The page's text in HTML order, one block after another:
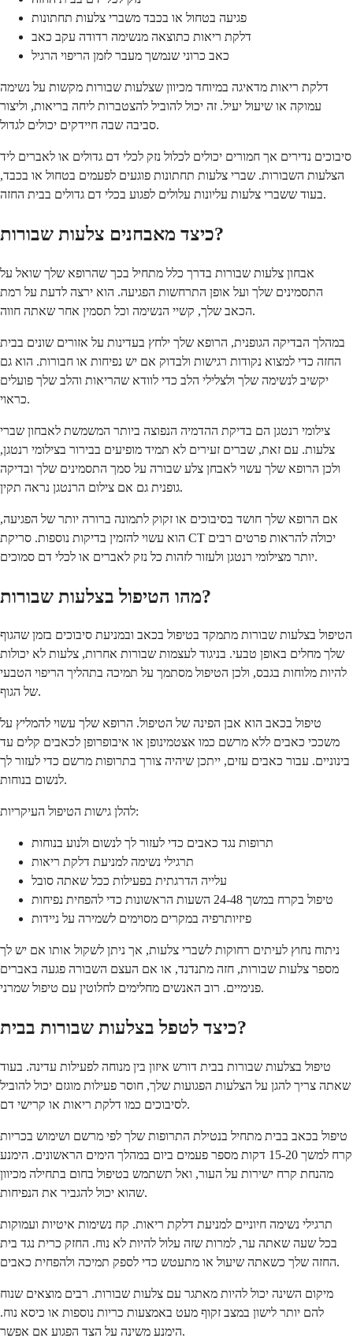
פגיעה בטחול או בכבד משברי צלעות תחתונות
דלקת ריאות כתוצאה מנשימה רדודה עקב כאב
כאב כרוני שנמשך מעבר לזמן הריפוי הרגיל
דלקת ריאות מדאיגה במיוחד מכיוון שצלעות שבורות מקשות על נשימה
עמוקה או שיעול יעיל. זה יכול להוביל להצטברות ליחה בריאות, וליצור
סביבה שבה חיידקים יכולים לגדול.
סיבוכים נדירים אך חמורים יכולים לכלול נזק לכלי דם גדולים או לאברים ליד
הצלעות השבורות. שברי צלעות תחתונות פוגעים לפעמים בטחול או בכבד,
בעוד ששברי צלעות עליונות עלולים לפגוע בכלי דם גדולים בבית החזה.
כיצד מאבחנים צלעות שבורות?
אבחון צלעות שבורות בדרך כלל מתחיל בכך שהרופא שלך שואל על
התסמינים שלך ועל אופן התרחשות הפגיעה. הוא ירצה לדעת על רמת
הכאב שלך, קשיי הנשימה וכל תסמין אחר שאתה חווה.
במהלך הבדיקה הגופנית, הרופא שלך ילחץ בעדינות על אזורים שונים בבית
החזה כדי למצוא נקודות רגישות ולבדוק אם יש נפיחות או חבורות. הוא גם
יקשיב לנשימה שלך ולצלילי הלב כדי לוודא שהריאות והלב שלך פועלים
כראוי.
צילומי רנטגן הם בדיקת ההדמיה הנפוצה ביותר המשמשת לאבחון שברי
צלעות. עם זאת, שברים זעירים לא תמיד מופיעים בבירור בצילומי רנטגן,
ולכן הרופא שלך עשוי לאבחן צלע שבורה על סמך התסמינים שלך ובדיקה
גופנית גם אם צילום הרנטגן נראה תקין.
אם הרופא שלך חושד בסיבוכים או זקוק לתמונה ברורה יותר של הפגיעה,
הוא עשוי להזמין בדיקות נוספות. סריקת CT יכולה להראות פרטים רבים
יותר מצילומי רנטגן ולעזור לזהות כל נזק לאברים או לכלי דם סמוכים.
מהו הטיפול בצלעות שבורות?
הטיפול בצלעות שבורות מתמקד בטיפול בכאב ובמניעת סיבוכים בזמן שהגוף
שלך מחלים באופן טבעי. בניגוד לעצמות שבורות אחרות, צלעות לא יכולות
להיות מלוחות בגבס, ולכן הטיפול מסתמך על תמיכה בתהליך הריפוי הטבעי
של הגוף.
טיפול בכאב הוא אבן הפינה של הטיפול. הרופא שלך עשוי להמליץ על
משככי כאבים ללא מרשם כמו אצטמינופן או איבופרופן לכאבים קלים עד
בינוניים. עבור כאבים עזים, ייתכן שיהיה צורך בתרופות מרשם כדי לעזור לך
לנשום בנוחות.
להלן גישות הטיפול העיקריות:
תרופות נגד כאבים כדי לעזור לך לנשום ולנוע בנוחות
תרגילי נשימה למניעת דלקת ריאות
עלייה הדרגתית בפעילות ככל שאתה סובל
טיפול בקרח במשך 24-48 השעות הראשונות כדי להפחית נפיחות
פיזיותרפיה במקרים מסוימים לשמירה על ניידות
ניתוח נחוץ לעיתים רחוקות לשברי צלעות, אך ניתן לשקול אותו אם יש לך
מספר צלעות שבורות, חזה מתנדנד, או אם העצם השבורה פגעה באברים
פנימיים. רוב האנשים מחלימים לחלוטין עם טיפול שמרני.
כיצד לטפל בצלעות שבורות בבית?
טיפול בצלעות שבורות בבית דורש איזון בין מנוחה לפעילות עדינה. בעוד
שאתה צריך להגן על הצלעות הפגועות שלך, חוסר פעילות מוגזם יכול להוביל
לסיבוכים כמו דלקת ריאות או קרישי דם.
טיפול בכאב בבית מתחיל בנטילת התרופות שלך לפי מרשם ושימוש בכריות
קרח למשך 15-20 דקות מספר פעמים ביום במהלך הימים הראשונים. הימנע
מהנחת קרח ישירות על העור, ואל תשתמש בטיפול בחום בתחילה מכיוון
שהוא יכול להגביר את הנפיחות.
תרגילי נשימה חיוניים למניעת דלקת ריאות. קח נשימות איטיות ועמוקות
בכל שעה שאתה ער, למרות שזה עלול להיות לא נוח. החזק כרית נגד בית
החזה שלך כשאתה שיעול או מתעטש כדי לספק תמיכה ולהפחית כאבים.
מיקום השינה יכול להיות מאתגר עם צלעות שבורות. רבים מוצאים שנוח
להם יותר לישון במצב זקוף מעט באמצעות כריות נוספות או כיסא נוח.
הימנע משינה על הצד הפגוע אם אפשר.